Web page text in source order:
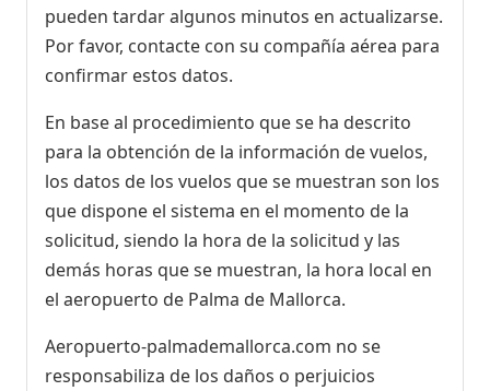
pueden tardar algunos minutos en actualizarse.
Por favor, contacte con su compañía aérea para
confirmar estos datos.
En base al procedimiento que se ha descrito
para la obtención de la información de vuelos,
los datos de los vuelos que se muestran son los
que dispone el sistema en el momento de la
solicitud, siendo la hora de la solicitud y las
demás horas que se muestran, la hora local en
el aeropuerto de Palma de Mallorca.
Aeropuerto-palmademallorca.com no se
responsabiliza de los daños o perjuicios